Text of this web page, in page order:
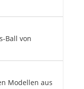
Ball von
Modellen aus